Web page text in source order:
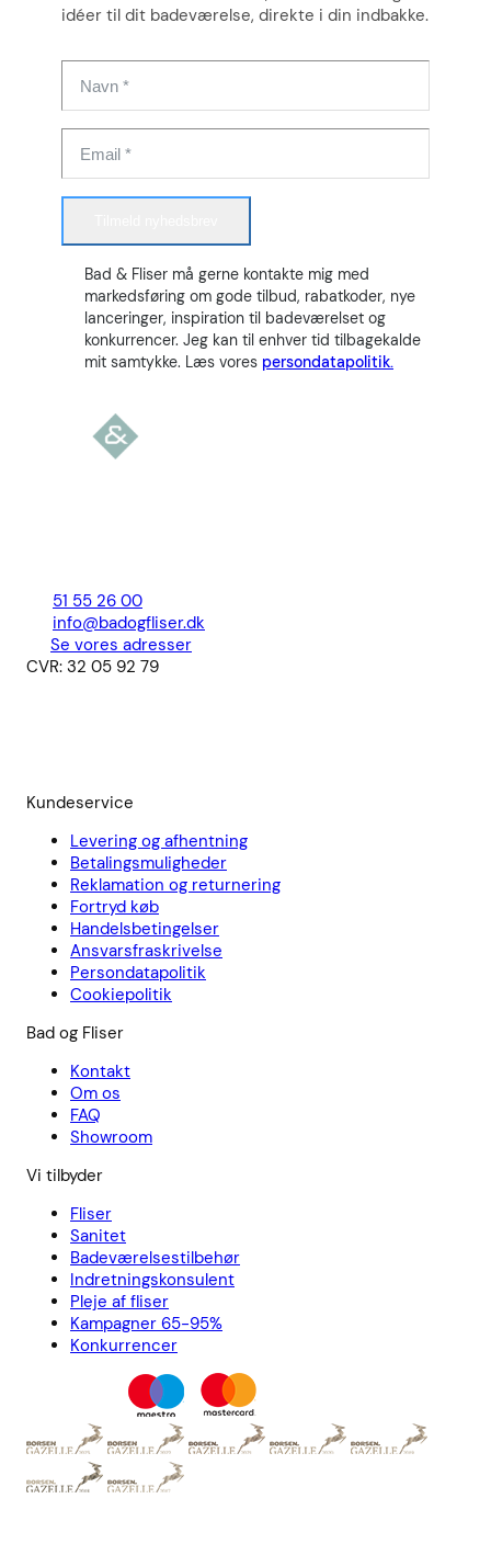
idéer til dit badeværelse, direkte i din indbakke.
Bad & Fliser må gerne kontakte mig med
markedsføring om gode tilbud, rabatkoder, nye
lanceringer, inspiration til badeværelset og
konkurrencer. Jeg kan til enhver tid tilbagekalde
mit samtykke. Læs vores persondatapolitik.
51 55 26 00
info@badogfliser.dk
Se vores adresser
CVR: 32 05 92 79
Kundeservice
Levering og afhentning
Betalingsmuligheder
Reklamation og returnering
Fortryd køb
Handelsbetingelser
Ansvarsfraskrivelse
Persondatapolitik
Cookiepolitik
Bad og Fliser
Kontakt
Om os
FAQ
Showroom
Vi tilbyder
Fliser
Sanitet
Badeværelsestilbehør
Indretningskonsulent
Pleje af fliser
Kampagner 65-95%
Konkurrencer